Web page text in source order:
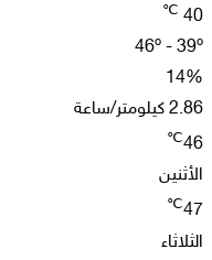
40
℃
46º - 39º
14%
2.86 كيلومتر/ساعة
46
℃
الأثنين
47
℃
الثلاثاء